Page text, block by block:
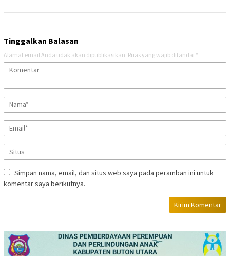
Tinggalkan Balasan
Alamat email Anda tidak akan dipublikasikan. Ruas yang wajib ditandai *
Simpan nama, email, dan situs web saya pada peramban ini untuk
komentar saya berikutnya.